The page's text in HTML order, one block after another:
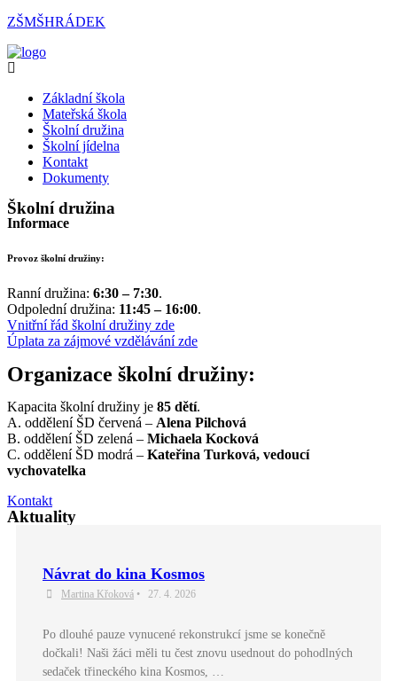
Přejít
obsahu
ZŠMŠHRÁDEK
Menu
Základní škola
Mateřská škola
Školní družina
Školní jídelna
Kontakt
Dokumenty
Školní družina
Informace
Provoz školní družiny:
Ranní družina: 6:30 – 7:30.
Odpolední družina: 11:45 – 16:00.
Vnitřní řád školní družiny zde
Úplata za zájmové vzdělávání zde
Organizace školní družiny:
Kapacita školní družiny je 85 dětí.
A. oddělení ŠD červená – Alena Pilchová
B. oddělení ŠD zelená – Michaela Kocková
C. oddělení ŠD modrá – Kateřina Turková, vedoucí
vychovatelka
Kontakt
Aktuality
Návrat do kina Kosmos
Martina Křoková • 27. 4. 2026
Po dlouhé pauze vynucené rekonstrukcí jsme se konečně
dočkali! Naši žáci měli tu čest znovu usednout do pohodlných
sedaček třineckého kina Kosmos, …